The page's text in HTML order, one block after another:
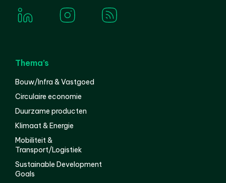
Thema’s
Bouw/Infra & Vastgoed
Circulaire economie
Duurzame producten
Klimaat & Energie
Mobiliteit &
Transport/Logistiek
Sustainable Development
Goals